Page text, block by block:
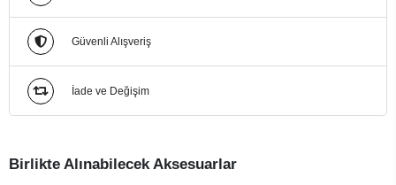
Güvenli Alışveriş
İade ve Değişim
Birlikte Alınabilecek Aksesuarlar